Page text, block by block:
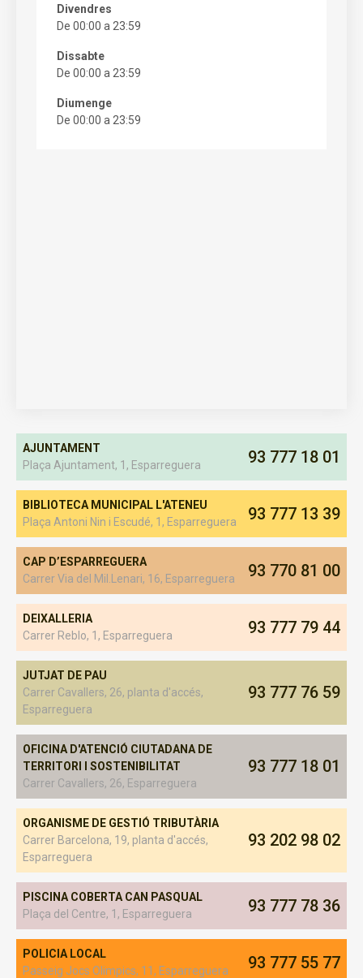
AJUNTAMENT
Plaça Ajuntament, 1, Esparreguera
93 777 18 01
BIBLIOTECA MUNICIPAL L'ATENEU
Plaça Antoni Nin i Escudé, 1, Esparreguera
93 777 13 39
CAP D’ESPARREGUERA
Carrer Via del Mil.Lenari, 16, Esparreguera
93 770 81 00
DEIXALLERIA
Carrer Reblo, 1, Esparreguera
93 777 79 44
JUTJAT DE PAU
Carrer Cavallers, 26, planta d'accés,
Esparreguera
93 777 76 59
OFICINA D'ATENCIÓ CIUTADANA DE
TERRITORI I SOSTENIBILITAT
Carrer Cavallers, 26, Esparreguera
93 777 18 01
ORGANISME DE GESTIÓ TRIBUTÀRIA
Carrer Barcelona, 19, planta d'accés,
Esparreguera
93 202 98 02
PISCINA COBERTA CAN PASQUAL
Plaça del Centre, 1, Esparreguera
93 777 78 36
POLICIA LOCAL
Passeig Jocs Olimpics, 11, Esparreguera
93 777 55 77
Divendres
De 00:00 a 23:59
Dissabte
De 00:00 a 23:59
Diumenge
De 00:00 a 23:59